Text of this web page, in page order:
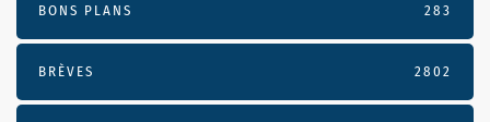
BONS PLANS 283
BRÈVES 2802